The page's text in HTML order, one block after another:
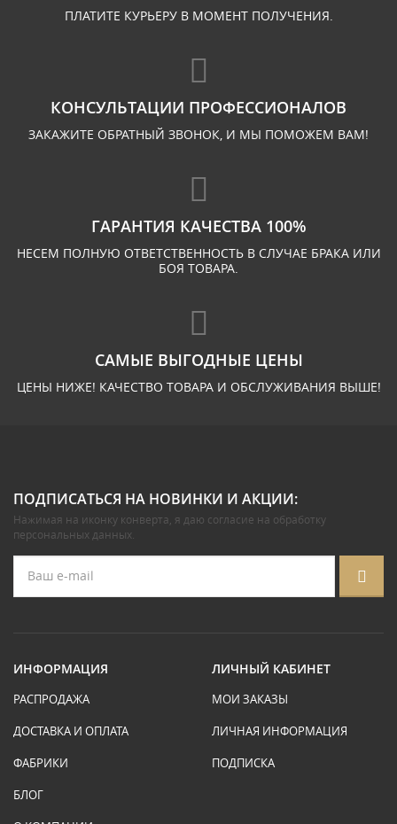
ПЛАТИТЕ КУРЬЕРУ В МОМЕНТ ПОЛУЧЕНИЯ.
КОНСУЛЬТАЦИИ ПРОФЕССИОНАЛОВ
ЗАКАЖИТЕ ОБРАТНЫЙ ЗВОНОК, И МЫ ПОМОЖЕМ ВАМ!
ГАРАНТИЯ КАЧЕСТВА 100%
НЕСЕМ ПОЛНУЮ ОТВЕТСТВЕННОСТЬ В СЛУЧАЕ БРАКА ИЛИ
БОЯ ТОВАРА.
САМЫЕ ВЫГОДНЫЕ ЦЕНЫ
ЦЕНЫ НИЖЕ! КАЧЕСТВО ТОВАРА И ОБСЛУЖИВАНИЯ ВЫШЕ!
ПОДПИСАТЬСЯ НА НОВИНКИ И АКЦИИ:
Нажимая на иконку конверта, я даю согласие на обработку
персональных данных.
ИНФОРМАЦИЯ
РАСПРОДАЖА
ДОСТАВКА И ОПЛАТА
ФАБРИКИ
БЛОГ
ЛИЧНЫЙ КАБИНЕТ
МОИ ЗАКАЗЫ
ЛИЧНАЯ ИНФОРМАЦИЯ
ПОДПИСКА